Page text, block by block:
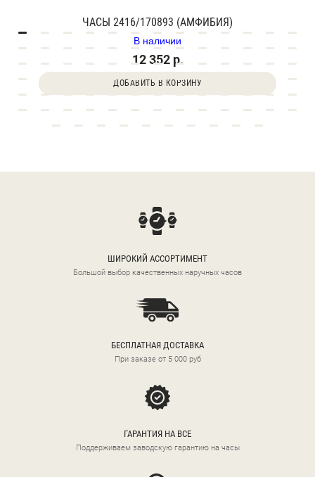
ЧАСЫ 2416/170893 (АМФИБИЯ)
В наличии
12 352 р.
ДОБАВИТЬ В КОРЗИНУ
ШИРОКИЙ АССОРТИМЕНТ
Большой выбор качественных наручных часов
БЕСПЛАТНАЯ ДОСТАВКА
При заказе от 5 000 руб
ГАРАНТИЯ НА ВСЕ
Поддерживаем заводскую гарантию на часы